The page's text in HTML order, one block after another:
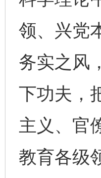
领、兴党
务实之风
下功夫，
主义、官
教育各级